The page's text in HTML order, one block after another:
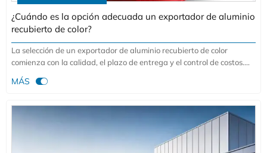
¿Cuándo es la opción adecuada un exportador de aluminio
recubierto de color?
La selección de un exportador de aluminio recubierto de color
comienza con la calidad, el plazo de entrega y el control de costos.
reduce el riesgo y respalda una adquisición estable.
MÁS 